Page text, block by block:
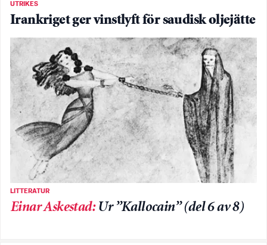
UTRIKES
Irankriget ger vinstlyft för saudisk oljejätte
LITTERATUR
Einar Askestad: Ur ”Kallocain” (del 6 av 8)